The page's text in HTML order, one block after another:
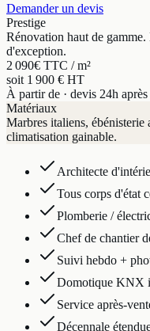
Demander un devis
Prestige
Rénovation haut de
d'exception.
2 090€ TTC / m²
soit 1 900 € HT
À partir de · devis 24h
Matériaux
Marbres italiens,
climatisation gainable.
Architecte
Tous corps d'état
Plomberie /
Chef de chantier
Suivi hebdo +
Domotique KNX
Service après-
Décennale